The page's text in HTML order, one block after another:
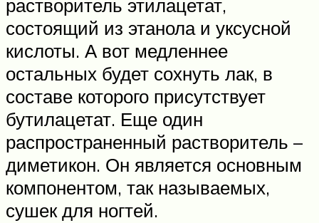
растворитель этилацетат,
состоящий из этанола и уксусной
кислоты. А вот медленнее
остальных будет сохнуть лак, в
составе которого присутствует
бутилацетат. Еще один
распространенный растворитель –
диметикон. Он является основным
компонентом, так называемых,
сушек для ногтей.